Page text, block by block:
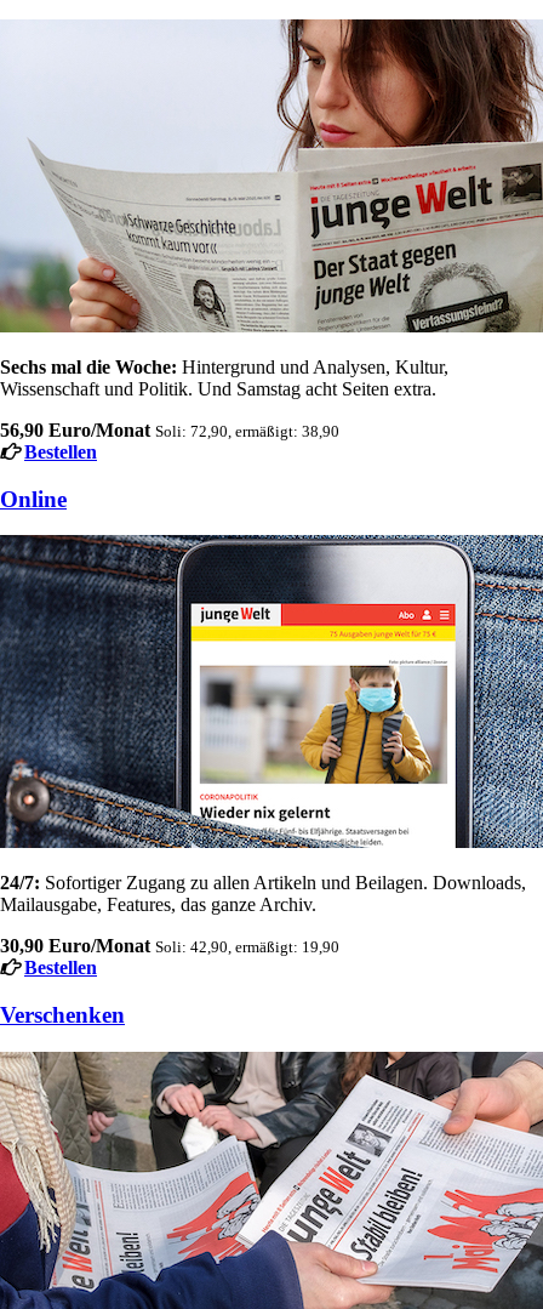
Sechs mal die Woche: Hintergrund und Analysen, Kultur,
Wissenschaft und Politik. Und Samstag acht Seiten extra.
56,90 Euro/Monat Soli: 72,90, ermäßigt: 38,90
Bestellen
Online
24/7: Sofortiger Zugang zu allen Artikeln und Beilagen. Downloads,
Mailausgabe, Features, das ganze Archiv.
30,90 Euro/Monat Soli: 42,90, ermäßigt: 19,90
Bestellen
Verschenken